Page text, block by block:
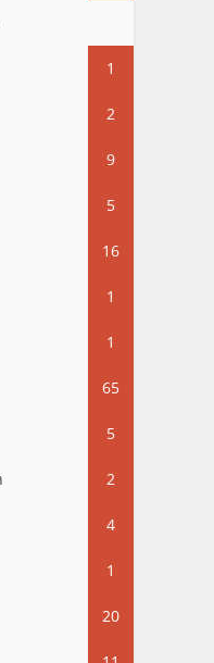
1
2
9
5
16
1
1
65
5
2
4
1
20